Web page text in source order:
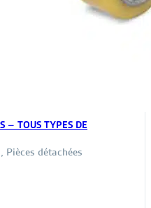
– TOUS TYPES DE
, Pièces détachées